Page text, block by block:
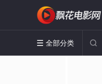
 全部分类 